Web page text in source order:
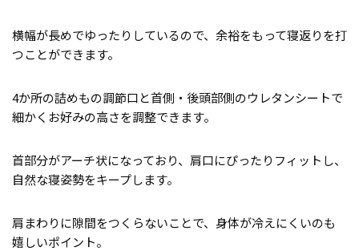
横幅が長めでゆったりしているので、余裕をもって寝返りを打
つことができます。
4か所の詰めもの調節口と首側・後頭部側のウレタンシートで
細かくお好みの高さを調整できます。
首部分がアーチ状になっており、肩口にぴったりフィットし、
自然な寝姿勢をキープします。
肩まわりに隙間をつくらないことで、身体が冷えにくいのも
嬉しいポイント。